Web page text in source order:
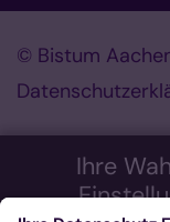
Ihre
© Bistum